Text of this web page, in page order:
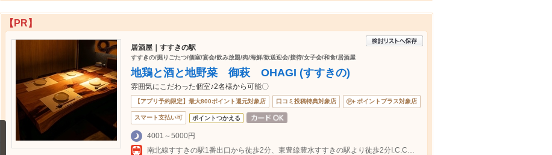
【PR】
居酒屋｜すすきの駅
すすきの/掘りごたつ/個室/宴会/飲み放題/肉/海鮮/歓送迎会/接待/女子会/和食/居酒屋
地鶏と酒と地野菜 御萩 OHAGI (すすきの)
雰囲気にこだわった個室♪2名様から可能〇
【アプリ予約限定】最大800ポイント還元対象店 口コミ投稿特典対象店 ポイントプラス対象店
スマート支払い可 ポイントつかえる
4001～5000円
南北線すすきの駅1番出口から徒歩2分、東豊線豊水すすきの駅より徒歩2分I.C.C南3条ビルにございます。